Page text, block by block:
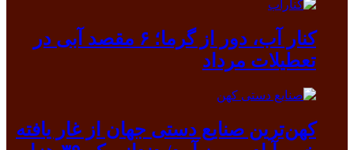
کنار آب، دور از گرما؛ ۶ مقصد آبی در
تعطیلات مرداد
کهن‌ترین صنایع دستی جهان از غار یافته